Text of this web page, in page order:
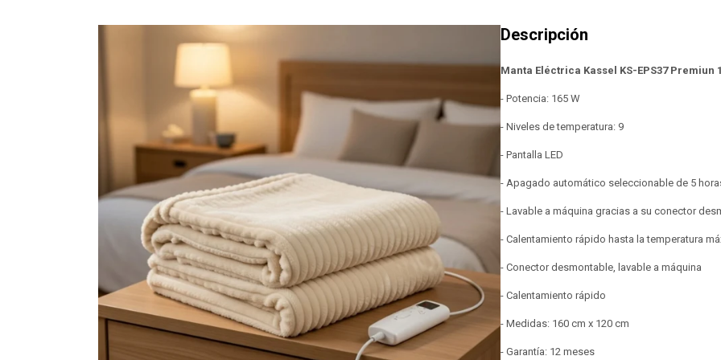
Manta Eléctrica Kassel KS-EPS37 Premiun
- Potencia: 165 W
- Niveles de temperatura: 9
- Pantalla LED
- Apagado automático seleccionable de 5
- Lavable a máquina gracias a su conector
- Calentamiento rápido hasta la temperatura
- Conector desmontable, lavable a máquina
- Calentamiento rápido
- Medidas: 160 cm x 120 cm
- Garantía: 12 meses